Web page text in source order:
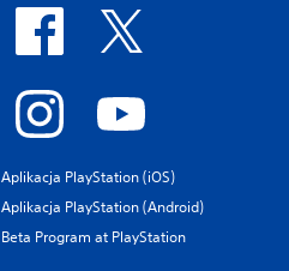
Aplikacja PlayStation (iOS)
Aplikacja PlayStation (Android)
Beta Program at PlayStation